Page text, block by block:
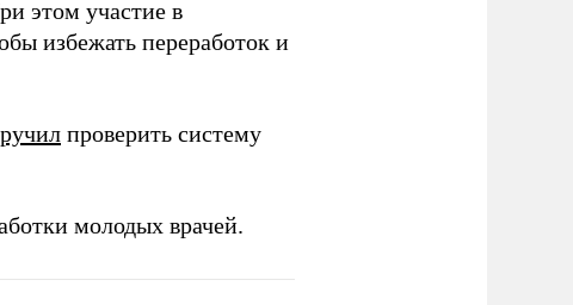
этом участие в
избежать переработок и
проверить систему
молодых врачей.